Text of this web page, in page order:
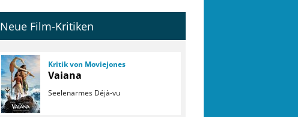
Neue Film-Kritiken
Kritik von Moviejones
Vaiana
Seelenarmes Déjà-vu